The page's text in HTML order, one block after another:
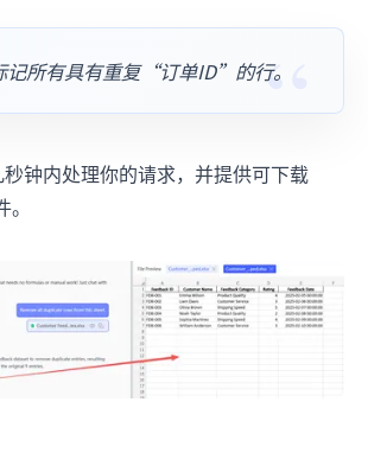
记所有具有重复“订单ID”的行。
钟内处理你的请求，并提供可下载